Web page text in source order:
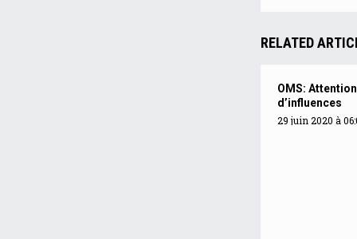
RELATED
OMS:
d’influences
29 juin 2020 à